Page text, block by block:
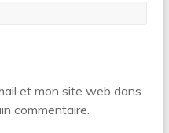
et mon site web dans
commentaire.